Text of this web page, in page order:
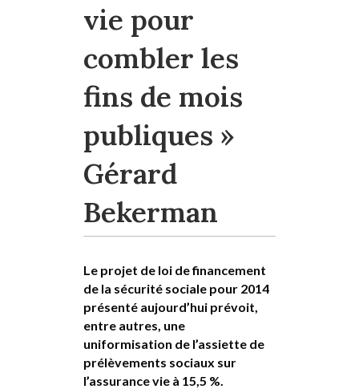
vie pour
combler les
fins de mois
publiques »
Gérard
Bekerman
Le projet de loi de financement
de la sécurité sociale pour 2014
présenté aujourd’hui prévoit,
entre autres, une
uniformisation de l’assiette de
prélèvements sociaux sur
l’assurance vie à 15,5 %.